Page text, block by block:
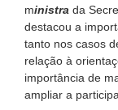
ministra da
destacou a
tanto nos casos
relação à
importância de
ampliar a